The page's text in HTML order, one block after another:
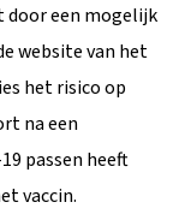
door een mogelijk
website van het
het risico op
na een
passen heeft
vaccin.